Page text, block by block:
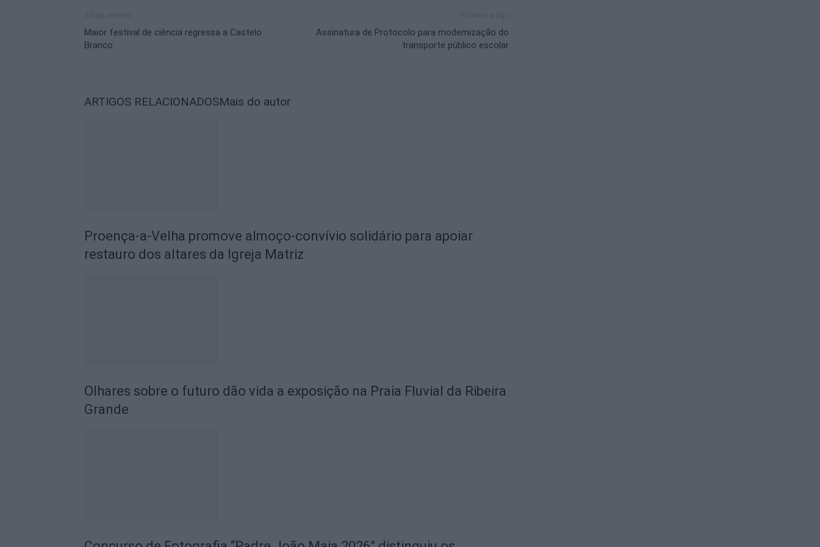
Maior festival de ciência regressa a Castelo
Branco
Assinatura de Protocolo para modernização do
transporte público escolar
ARTIGOS RELACIONADOSMais do autor
Proença-a-Velha promove almoço-convívio solidário para apoiar
restauro dos altares da Igreja Matriz
Olhares sobre o futuro dão vida a exposição na Praia Fluvial da Ribeira
Grande